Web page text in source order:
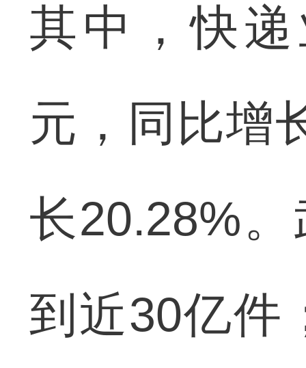
其中，快
元，同比增
长20.28%
到近30亿件